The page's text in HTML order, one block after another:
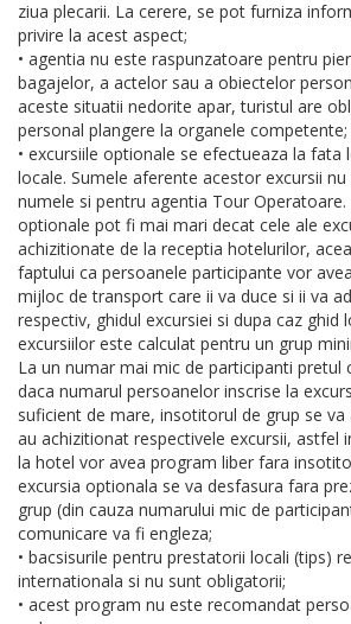
ziua plecarii. La cerere, se pot furniza
privire la acest aspect;
• agentia nu este raspunzatoare pentru
bagajelor, a actelor sau a obiectelor
aceste situatii nedorite apar, turistul are
personal plangere la organele competente;
• excursiile optionale se efectueaza la fata
locale. Sumele aferente acestor excursii nu
numele si pentru agentia Tour
optionale pot fi mai mari decat cele ale
achizitionate de la receptia hotelurilor,
faptului ca persoanele participante vor
mijloc de transport care ii va duce si ii va
respectiv, ghidul excursiei si dupa caz ghid
excursiilor este calculat pentru un grup
La un numar mai mic de participanti pretul
daca numarul persoanelor inscrise la
suficient de mare, insotitorul de grup se
au achizitionat respectivele excursii, astfel
la hotel vor avea program liber fara
excursia optionala se va desfasura fara
grup (din cauza numarului mic de
comunicare va fi engleza;
• bacsisurile pentru prestatorii locali (tips)
internationala si nu sunt obligatorii;
• acest program nu este recomandat